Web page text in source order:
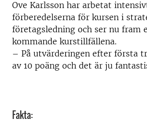
Ove Karlsson har arbetat
förberedelserna för kursen i
företagsledning och ser nu fram
kommande kurstillfällena.
– På utvärderingen efter första
av 10 poäng och det är ju
Fakta: